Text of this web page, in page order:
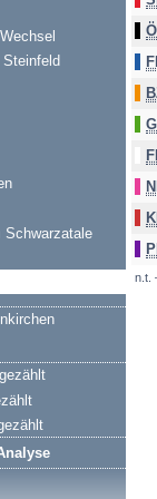
n.t.
Schwarzatale